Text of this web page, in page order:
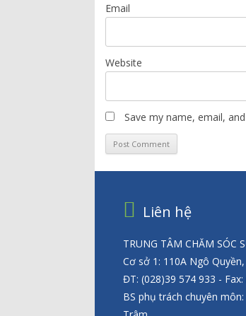
Email
Website
Save my name, email,
Liên hệ
TRUNG TÂM CHĂM SÓC
Cơ sở 1: 110A Ngô
ĐT: (028)39 574 933 -
BS phụ trách chuyên